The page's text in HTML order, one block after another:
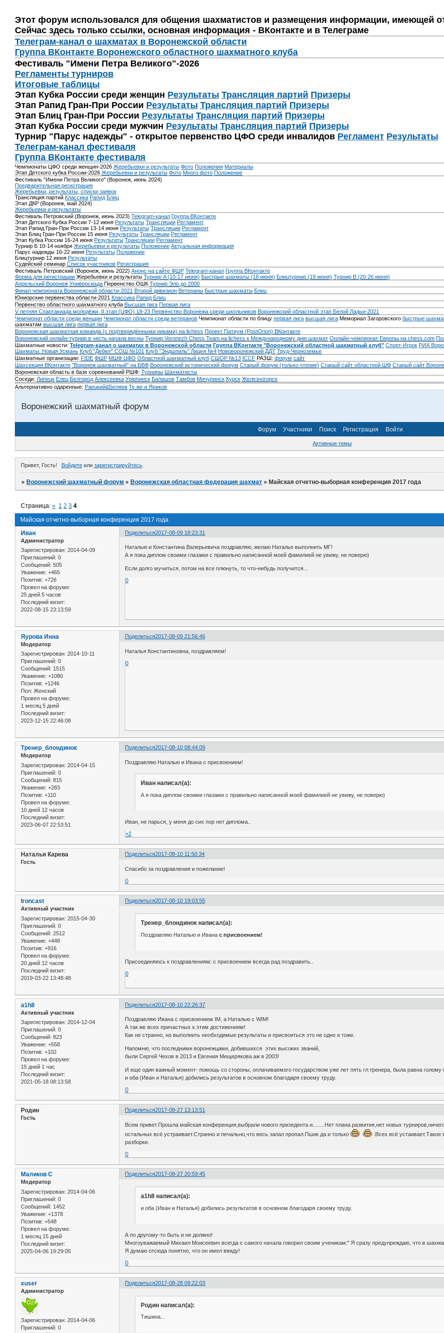
Этот форум использовался для общения шахматистов и размещения информации, имеющей
Сейчас здесь только ссылки, основная информация - ВКонтакте и в Телеграме
Телеграм-канал о шахматах в Воронежской области
Группа ВКонтакте Воронежского областного шахматного клуба
Фестиваль "Имени Петра Великого"-2026
Регламенты турниров
Итоговые таблицы
Этап Кубка России среди женщин Результаты Трансляция партий Призеры
Этап Рапид Гран-При России Результаты Трансляция партий Призеры
Этап Блиц Гран-При России Результаты Трансляция партий Призеры
Этап Кубка России среди мужчин Результаты Трансляция партий Призеры
Турнир "Парус надежды" - открытое первенство ЦФО среди инвалидов Регламент Результаты
Телеграм-канал фестиваля
Группа ВКонтакте фестиваля
Чемпионаты ЦФО среди женщин-2026 Жеребьевки и результаты Фото Положения Материалы
Этап Детского кубка России-2026 Жеребьевки и результаты Фото Много фото Положение
Фестиваль "Имени Петра Великого" (Воронеж, июнь 2024)
Предварительная регистрация
Жеребьевки, результаты, списки заявок
Трансляция партий Классика Рапид Блиц
Этап ДКР (Воронеж, май 2024)
Жеребьевки и результаты
Фестиваль Петровский (Воронеж, июнь 2023) Telegram-канал Группа ВКонтакте
Этап Детского Кубка России 7-12 июня Результаты Трансляции Регламент
Этап Рапид Гран-При России 13-14 июня Результаты Трансляции Регламент
Этап Блиц Гран-При России 15 июня Результаты Трансляции Регламент
Этап Кубка России 16-24 июня Результаты Трансляции Регламент
Турнир Б 10-14 ноября Жеребьевки и результаты Положение Актуальная информация
Парус надежды 16-22 июня Результаты Положение
Блицтурнир 12 июня Результаты
Судейский семинар Список участников Регистрация
Фестиваль Петровский (Воронеж, июнь 2022) Анонс на сайте ФШР Telegram-канал Группа ВКонтакте
Форма для регистрации Жеребьевки и результаты Турнир A (10-17 июня) Быстрые шахматы (18 июня) Блицтурнир (19 июня) Турнир B (20-26 июня)
Апрельский Воронеж Универсиада Первенство ОШК Турнир Эло до 2000
Финал чемпионата Воронежской области-2021 Второй дивизион Ветераны Быстрые шахматы Блиц
Юниорские первенства области-2021 Классика Рапид Блиц
Первенство областного шахматного клуба Высшая лига Первая лига
V летняя Спартакиада молодёжи, II этап (ЦФО) 18-23 Первенство Воронежа среди школьников Воронежский областной этап Белой Ладьи-2021
Чемпионат области среди женщин Чемпионат области среди ветеранов Чемпионат области по блицу первая лига высшая лига Мемориал Загоровского быстрые
шахматам высшая лига первая лига
Воронежская шахматная команда (с подтверждёнными никами) на lichess Проект Патиум (PostOrion) ВКонтакте
Воронежский онлайн-турнир в честь начала весны Турнир Voronezh Chess Team на lichess к Международному дню шахмат Онлайн-чемпионат Европы на chess.com
Шахматные новости: Telegram-канал о шахматах в Воронежской области Группа ВКонтакте "Воронежский областной шахматный клуб" Спорт-Игрок РИА
Шахматы. Новая Усмань Клуб "Дебют" СОШ №101 Клуб "Эндшпиль" Лицея №4 Нововоронежский ДДТ Труд-Черноземье
Шахматные организации: FIDE ФШР МШФ ЦФО Областной шахматный клуб СШОР №13 ICCF РАЗШ: форум сайт
Шахсекция ВКонтакте "Воронеж шахматный" на БВФ Воронежский исторический форум Cтарый форум (только чтение) Старый сайт областной ШФ Старый сайт
Воронежская область в базе соревнований РШФ: Турниры Шахматисты
Соседи: Липецк Елец Белгород Алексеевка Урюпинск Балашов Тамбов Мичуринск Курск Железногорск
Альтернативно одаренные: Раецкий&Беляев Те же и Яриков
Воронежский шахматный форум
Форум Участники Поиск Регистрация Войти
Активные темы
Привет, Гость! Войдитеили зарегистрируйтесь.
»Воронежский шахматный форум »Воронежская областная федерация шахмат »Майская отчетно-выборная конференция 2017 года
Майская отчетно-выборная конференция 2017 года
Страница:« 1 2 3 4
Поделиться2017-08-09 18:23:31
Иван
Администратор
Зарегистрирован: 2014-04-09
Приглашений: 0
Сообщений: 505
Уважение: +465
Позитив: +726
Провел на форуме:
25 дней 5 часов
Последний визит:
2022-08-15 23:13:59
Наталью и Константина Валерьевича поздравляю, желаю Наталье выполнить МГ!
А я пока диплом своими глазами с правильно написанной моей фамилией не увижу, не поверю)
Если долго мучиться, потом на все плюнуть, то что-нибудь получится...
0
Поделиться2017-08-09 21:56:46
Яурова Инна
Модератор
Зарегистрирован: 2014-10-11
Приглашений: 0
Сообщений: 1515
Уважение: +1080
Позитив: +1246
Пол: Женский
Провел на форуме:
1 месяц 5 дней
Последний визит:
2023-12-15 22:46:08
Наталья Константиновна, поздравляем!
0
Поделиться2017-08-10 08:44:09
Тренер_блондинок
Модератор
Зарегистрирован: 2014-04-15
Приглашений: 0
Сообщений: 815
Уважение: +283
Позитив: +110
Провел на форуме:
10 дней 12 часов
Последний визит:
2023-06-07 22:53:51
Поздравляю Наталью и Ивана с присвоением!
Иван написал(а):
А я пока диплом своими глазами с правильно написанной моей фамилией не увижу, не поверю)
Иван, не парься, у меня до сих пор нет диплома..
+2
Поделиться2017-08-10 11:50:34
Наталья Карева
Гость
Спасибо за поздравления и пожелание!
0
Поделиться2017-08-10 19:03:55
Ironcast
Активный участник
Зарегистрирован: 2015-04-30
Приглашений: 0
Сообщений: 2512
Уважение: +448
Позитив: +916
Провел на форуме:
20 дней 12 часов
Последний визит:
2019-03-22 13:48:48
Тренер_блондинок написал(а):
Поздравляю Наталью и Ивана с присвоением!
Присоединяюсь к поздравлениям: с присвоением всегда рад поздравить..
0
Поделиться2017-08-10 22:26:37
a1h8
Активный участник
Зарегистрирован: 2014-12-04
Приглашений: 0
Сообщений: 823
Уважение: +558
Позитив: +102
Провел на форуме:
15 дней 1 час
Последний визит:
2021-05-18 08:13:58
Поздравляю Ивана с присвоением IM, а Наталью с WIM!
А так же всех причастных к этим достижениям!
Как не странно, но выполнить необходимые результаты и присвоиться это не одно и тоже.
Напомню, что последними воронежцами, добившихся этих высоких званий,
были Сергей Чехов в 2013 и Евгения Мещерякова аж в 2003!
И еще один важный момент- помощь со стороны, оплачиваемого государством уже лет пять гл.тренера, была равна голому
и оба (Иван и Наталья) добились результатов в основном благодаря своему труду.
0
Поделиться2017-08-27 13:13:51
Родин
Гость
Всем привет.Прошла майская конференция,выбрали нового призедента и........Нет плана развития,нет новых
остальных всё устраивает.Странно и печально,что весь запал пропал.Пшик да и только
.Всех всё
разборки.
0
Поделиться2017-08-27 20:59:45
Маликов С
Модератор
Зарегистрирован: 2014-04-06
Приглашений: 0
Сообщений: 1452
Уважение: +1378
Позитив: +548
Провел на форуме:
1 месяц 15 дней
Последний визит:
2025-04-06 19:29:05
a1h8 написал(а):
и оба (Иван и Наталья) добились результатов в основном благодаря своему труду.
А по другому-то быть и не должно!
Многоуважаемый Михаил Моисеевич всегда с самого начала говорил своим ученикам:" Я сразу предупреждаю, что в
Я думаю отсюда понятно, что он имел ввиду!
0
Поделиться2017-08-28 09:22:03
xuser
Администратор
Зарегистрирован: 2014-04-06
Приглашений: 0
Родин написал(а):
Тишина...